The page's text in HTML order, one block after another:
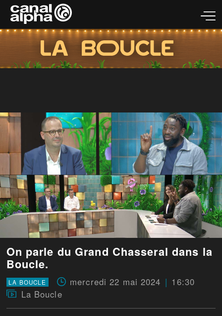
On parle du Grand Chasseral dans la
Boucle.
LA BOUCLE mercredi 22 mai 2024
16:30
La Boucle